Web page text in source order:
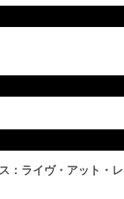
：ライヴ・アット・